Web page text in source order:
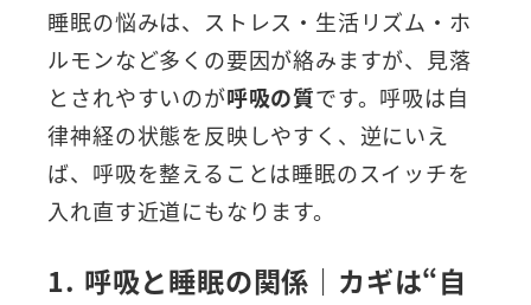
睡眠の悩みは、ストレス・生活リズム・ホ
ルモンなど多くの要因が絡みますが、見落
とされやすいのが呼吸の質です。呼吸は自
律神経の状態を反映しやすく、逆にいえ
ば、呼吸を整えることは睡眠のスイッチを
入れ直す近道にもなります。
1. 呼吸と睡眠の関係｜カギは“自